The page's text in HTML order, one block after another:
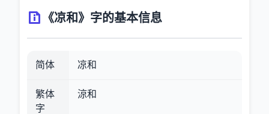
《凉和》字的基本信息
简体 凉和
繁体
字
涼和